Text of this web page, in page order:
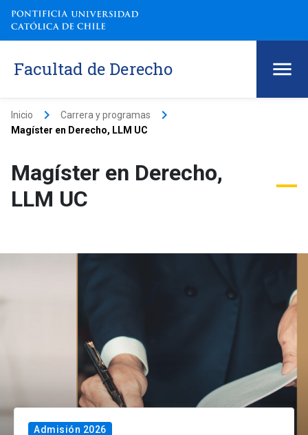
Facultad de Derecho
Inicio keyboard_arrow_right Carrera y programas keyboard_arrow_right
Magíster en Derecho, LLM UC
Magíster en Derecho,
LLM UC
Admisión 2026